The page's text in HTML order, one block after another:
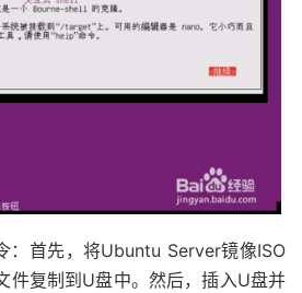
：首先，将Ubuntu Server镜像ISO
件复制到U盘中。然后，插入U盘并